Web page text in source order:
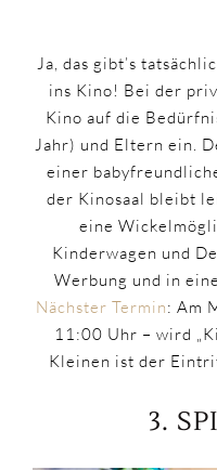
Ja, das gibt’s
ins Kino! Bei der
Kino auf die
Jahr) und Eltern ein.
einer
der Kinosaal bleibt
eine
Kinderwagen und
Werbung und in
Nächster Termin: Am
11:00 Uhr – wird
Kleinen ist der
​3.